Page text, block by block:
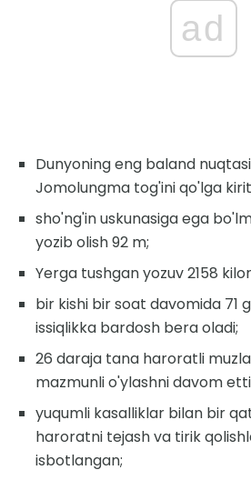
ad
Dunyoning eng baland
Jomolungma tog'ini qo'lga
sho'ng'in uskunasiga ega
yozib olish 92 m;
Yerga tushgan yozuv 2158
bir kishi bir soat davomida 71
issiqlikka bardosh bera oladi;
26 daraja tana haroratli
mazmunli o'ylashni davom
yuqumli kasalliklar bilan bir
haroratni tejash va tirik
isbotlangan;